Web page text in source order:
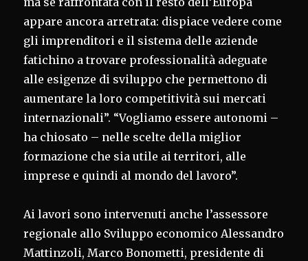
appare ancora arretrata: dispiace vedere come
gli imprenditori e il sistema delle aziende
fatichino a trovare professionalità adeguate
alle esigenze di sviluppo che permettono di
aumentare la loro competitività sui mercati
internazionali”. “Vogliamo essere autonomi –
ha chiosato – nelle scelte della miglior
formazione che sia utile ai territori, alle
imprese e quindi al mondo del lavoro”.
Ai lavori sono intervenuti anche l’assessore
regionale allo Sviluppo economico Alessandro
Mattinzoli, Marco Bonometti, presidente di